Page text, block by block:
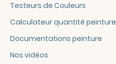
33
Testeurs de Couleurs
Calculateur quantité peinture
Documentations peinture
Nos vidéos